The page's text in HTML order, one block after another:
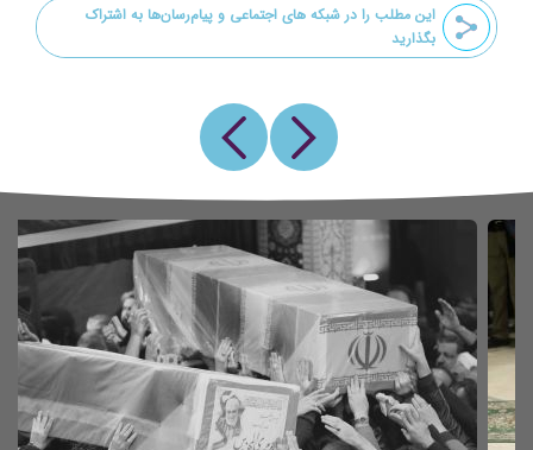
این مطلب را در شبکه های اجتماعی و پیام‌رسان‌ها به اشتراک
بگذارید